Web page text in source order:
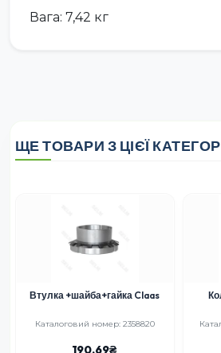
Вага: 7,42 кг
ЩЕ ТОВАРИ З ЦІЄЇ
Втулка +шайба+гайка Claas
Каталоговий номер: 2358820
190.69